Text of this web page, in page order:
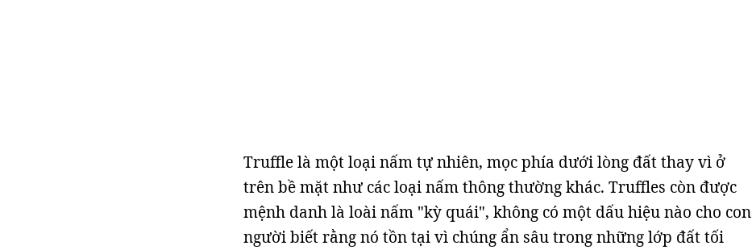
Truffle là một loại nấm tự nhiên, mọc phía dưới lòng đất thay vì ở
trên bề mặt như các loại nấm thông thường khác. Truffles còn được
mệnh danh là loài nấm "kỳ quái", không có một dấu hiệu nào cho con
người biết rằng nó tồn tại vì chúng ẩn sâu trong những lớp đất tối